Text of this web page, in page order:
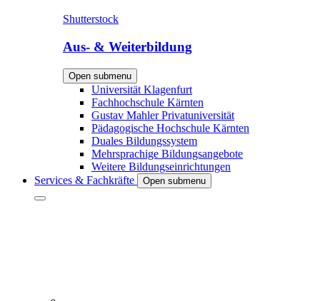
Shutterstock
Aus- & Weiterbildung
Open submenu
Universität Klagenfurt
Fachhochschule Kärnten
Gustav Mahler Privatuniversität
Pädagogische Hochschule Kärnten
Duales Bildungssystem
Mehrsprachige Bildungsangebote
Weitere Bildungseinrichtungen
Services & Fachkräfte
Open submenu